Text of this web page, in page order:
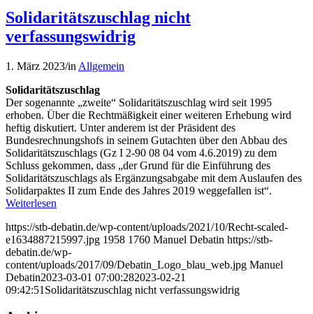
Solidaritätszuschlag nicht
verfassungswidrig
1. März 2023/in Allgemein
Solidaritätszuschlag
Der sogenannte „zweite“ Solidaritätszuschlag wird seit 1995
erhoben. Über die Rechtmäßigkeit einer weiteren Erhebung wird
heftig diskutiert. Unter anderem ist der Präsident des
Bundesrechnungshofs in seinem Gutachten über den Abbau des
Solidaritätszuschlags (Gz I 2-90 08 04 vom 4.6.2019) zu dem
Schluss gekommen, dass „der Grund für die Einführung des
Solidaritätszuschlags als Ergänzungsabgabe mit dem Auslaufen des
Solidarpaktes II zum Ende des Jahres 2019 weggefallen ist“.
Weiterlesen
https://stb-debatin.de/wp-content/uploads/2021/10/Recht-scaled-
e1634887215997.jpg 1958 1760 Manuel Debatin https://stb-
debatin.de/wp-
content/uploads/2017/09/Debatin_Logo_blau_web.jpg Manuel
Debatin2023-03-01 07:00:282023-02-21
09:42:51 Solidaritätszuschlag nicht verfassungswidrig